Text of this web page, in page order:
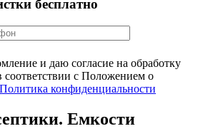
бесплатно
и даю согласие на обработку
с Положением о
Политика конфиденциальности
Емкости